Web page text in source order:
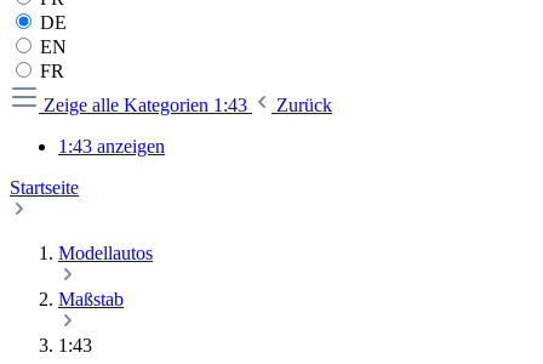
DE
EN
FR
Zeige alle Kategorien 1:43
Zurück
1:43 anzeigen
Startseite
Modellautos
Maßstab
1:43